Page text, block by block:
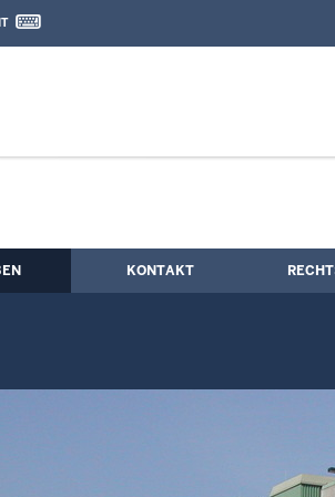
Kontaktformular
KONTAKT